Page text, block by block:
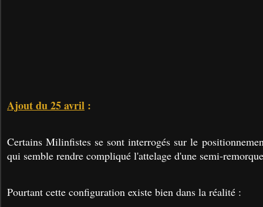
Ajout du 25 avril :
Certains Milinfistes se sont interrogés sur le
qui semble rendre compliqué l'attelage d'une semi-
Pourtant cette configuration existe bien dans la réalité :